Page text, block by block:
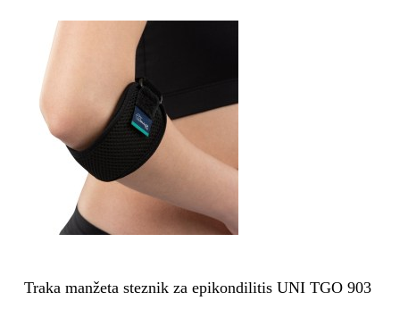
Traka manžeta steznik za epikondilitis UNI TGO 903